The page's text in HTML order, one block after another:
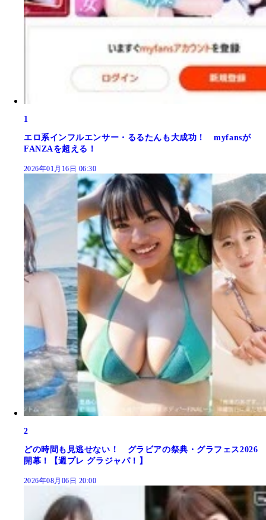
1
エロ系インフルエンサー・るるたんも大成功！ myfansが
FANZAを超える！
2026年01月16日 06:30
2
どの時間も見逃せない！ グラビアの祭典・グラフェス2026
開幕！【週プレ グラジャパ！】
2026年08月06日 20:00